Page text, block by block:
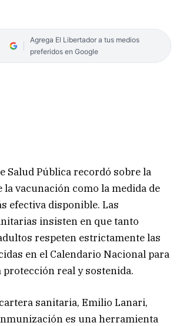
Agrega El Libertador a tus medios
preferidos en Google
Salud Pública recordó sobre la
vacunación como la medida de
efectiva disponible. Las
insisten en que tanto
respeten estrictamente las
en el Calendario Nacional para
real y sostenida.
sanitaria, Emilio Lanari,
es una herramienta